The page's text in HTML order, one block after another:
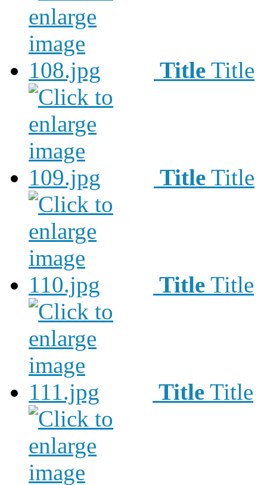
Title Title
Title Title
Title Title
Title Title